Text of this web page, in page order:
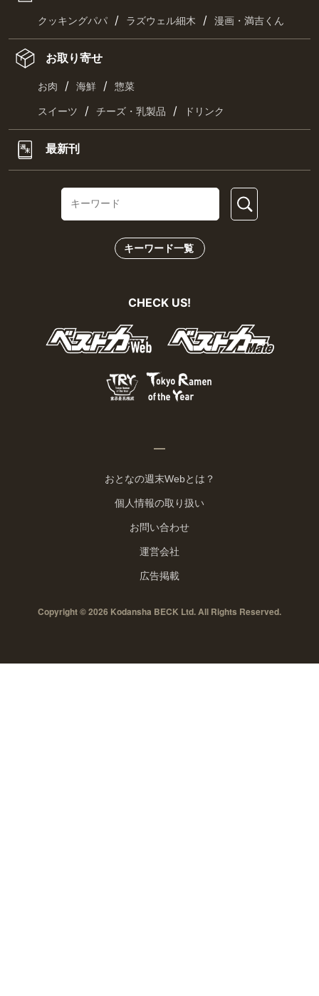
クッキングパパ / ラズウェル細木 / 漫画・満吉くん
お取り寄せ
お肉 / 海鮮 / 惣菜
スイーツ / チーズ・乳製品 / ドリンク
最新刊
キーワード一覧
CHECK US!
おとなの週末Webとは？
個人情報の取り扱い
お問い合わせ
運営会社
広告掲載
Copyright © 2026 Kodansha BECK Ltd. All Rights Reserved.